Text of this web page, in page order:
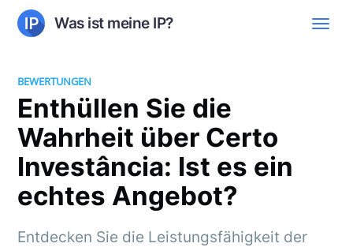
Was ist meine IP?
BEWERTUNGEN
Enthüllen Sie die
Wahrheit über Certo
Investância: Ist es ein
echtes Angebot?
Entdecken Sie die Leistungsfähigkeit der